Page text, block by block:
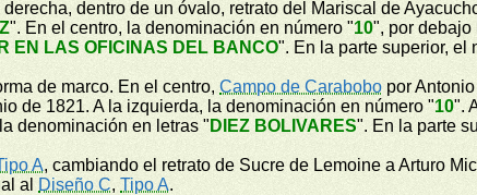
dentro de un óvalo, retrato del Mariscal de
". En el centro, la denominación en número "10", por debajo
EN LAS OFICINAS DEL BANCO". En la parte superior, el
de marco. En el centro,Campo de Carabobo por
de 1821. A la izquierda, la denominación en número "10".
denominación en letras " DIEZ BOLIVARES". En la parte
A, cambiando el retrato de Sucre de Lemoine a Arturo
al Diseño C,Tipo A.